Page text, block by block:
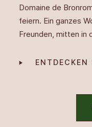
Domaine de
feiern. Ein ganzes
Freunden, mitten in